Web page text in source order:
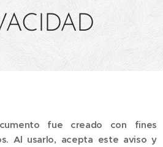
fue creado con fines
Al usarlo, acepta este aviso y